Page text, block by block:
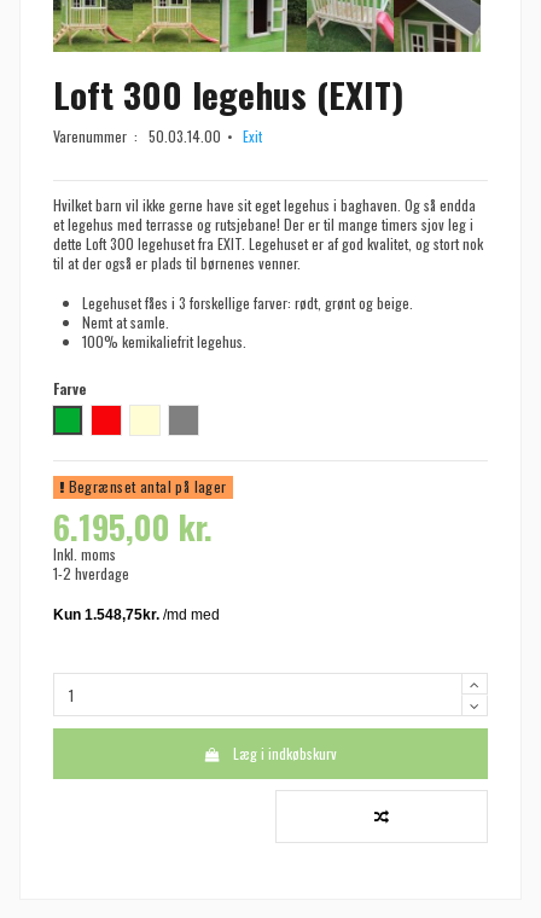
Loft 300 legehus (EXIT)
Varenummer : 50.03.14.00 Exit
Hvilket barn vil ikke gerne have sit eget legehus i baghaven. Og så endda
et legehus med terrasse og rutsjebane! Der er til mange timers sjov leg i
dette Loft 300 legehuset fra EXIT. Legehuset er af god kvalitet, og stort nok
til at der også er plads til børnenes venner.
Legehuset fåes i 3 forskellige farver: rødt, grønt og beige.
Nemt at samle.
100% kemikaliefrit legehus.
Farve
Begrænset antal på lager
6.195,00 kr.
Inkl. moms
1-2 hverdage
Læg i indkøbskurv